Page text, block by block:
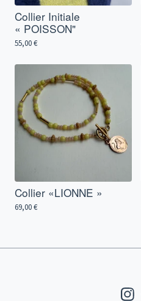
Collier Initiale
« POISSON"
55,00€
Collier «LIONNE »
69,00€